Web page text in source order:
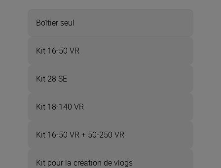
Boîtier seul
Kit 16-50 VR
Kit 28 SE
Kit 18-140 VR
Kit 16-50 VR + 50-250 VR
Kit pour la création de vlogs